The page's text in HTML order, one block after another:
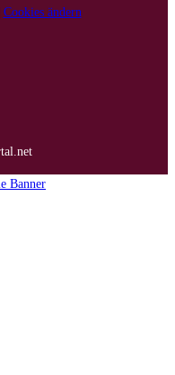
Cookies ändern
Banner